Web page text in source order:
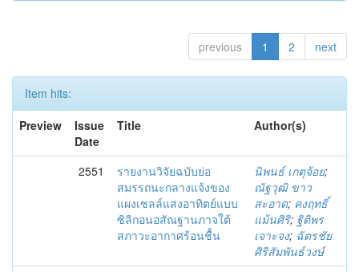
previous 1 2 next
Item hits:
Preview
Issue
Date
Title Author(s)
2551
รายงานวิจัยฉบับย่อ
สมรรถนะกลางแจ้งของ
แผงเซลล์แสงอาทิตย์แบบ
ซิลิกอนอสัณฐานภาจใต้
สภาวะอากาศร้อนชื้น
นิพนธ์ เกตุจ้อย;
ณัฐวุฒิ ขาว
สะอาด; คงฤทธิ์
แม้นศิริ; ฐิติพร
เจาะจง; ฉัตรชัย
ศิริสัมพันธ์วงษ์